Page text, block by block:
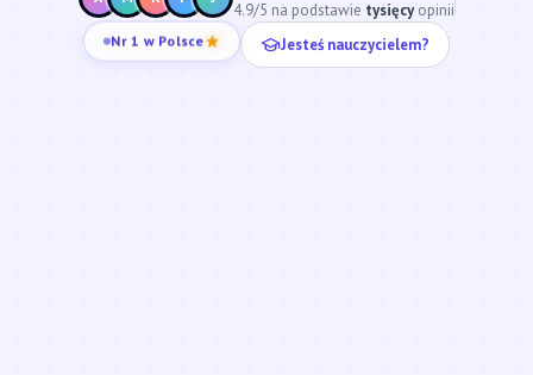
4.9/5 na podstawie tysięcyopinii
Nr 1 w Polsce Jesteś nauczycielem?